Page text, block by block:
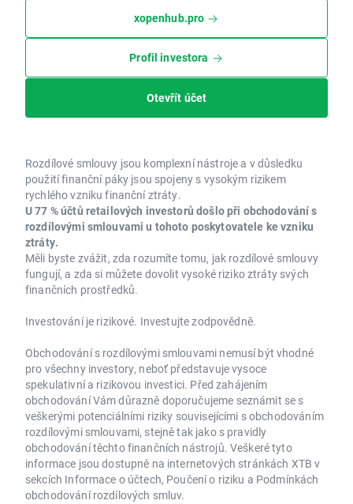
xopenhub.pro
Profil investora
Otevřít účet
Rozdílové smlouvy jsou komplexní nástroje a v důsledku
použití finanční páky jsou spojeny s vysokým rizikem
rychlého vzniku finanční ztráty.
U 77 % účtů retailových investorů došlo při obchodování s
rozdílovými smlouvami u tohoto poskytovatele ke vzniku
ztráty.
Měli byste zvážit, zda rozumíte tomu, jak rozdílové smlouvy
fungují, a zda si můžete dovolit vysoké riziko ztráty svých
finančních prostředků.
Investování je rizikové. Investujte zodpovědně.
Obchodování s rozdílovými smlouvami nemusí být vhodné
pro všechny investory, neboť představuje vysoce
spekulativní a rizikovou investici. Před zahájením
obchodování Vám důrazně doporučujeme seznámit se s
veškerými potenciálními riziky souvisejícími s obchodováním
rozdílovými smlouvami, stejně tak jako s pravidly
obchodování těchto finančních nástrojů. Veškeré tyto
informace jsou dostupné na internetových stránkách XTB v
sekcích Informace o účtech, Poučení o riziku a Podmínkách
obchodování rozdílových smluv.